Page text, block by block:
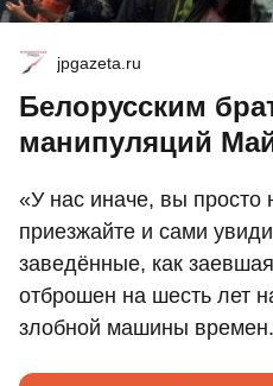
jpgazeta.ru
Белорусским
манипуляций
«У нас иначе, вы просто
приезжайте и сами
заведённые, как
отброшен на шесть лет
злобной машины